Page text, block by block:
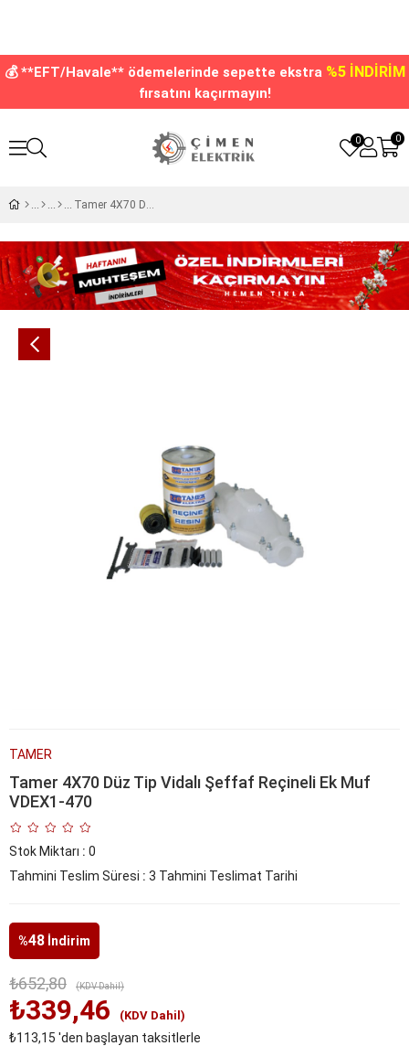
💰 **EFT/Havale** ödemelerinde sepette ekstra %5 İNDİRİM
fırsatını kaçırmayın!
0
0
Tamer 4X70 Düz Tip Vidalı Şeffaf Reçineli Ek Muf VDEX1-470
TAMER
Tamer 4X70 Düz Tip Vidalı Şeffaf Reçineli Ek Muf
VDEX1-470
Stok Miktarı : 0
Tahmini Teslim Süresi : 3 Tahmini Teslimat Tarihi
%48 İndirim
₺652,80 (KDV Dahil)
₺339,46 (KDV Dahil)
₺113,15 'den başlayan taksitlerle